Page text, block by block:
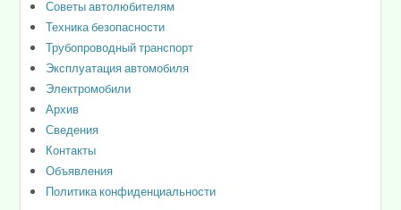
Советы автолюбителям
Техника безопасности
Трубопроводный транспорт
Эксплуатация автомобиля
Электромобили
Архив
Сведения
Контакты
Объявления
Политика конфиденциальности